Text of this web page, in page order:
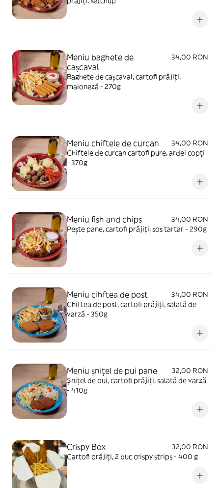
Meniu baghete de
cașcaval
34,00 RON
Baghete de cașcaval, cartofi prăjiți,
maioneză - 270g
Meniu chiftele de curcan
34,00 RON
Chiftele de curcan cartofi pure, ardei copți
- 370g
Meniu fish and chips
34,00 RON
Pește pane, cartofi prăjiți, sos tartar - 290g
Meniu cihftea de post
34,00 RON
Chiftea de post, cartofi prăjiți, salată de
varză - 350g
Meniu șnițel de pui pane
32,00 RON
Șnițel de pui, cartofi prăjiți, salată de varză
- 410g
Crispy Box
32,00 RON
Cartofi prăjiți, 2 buc crispy strips - 400 g